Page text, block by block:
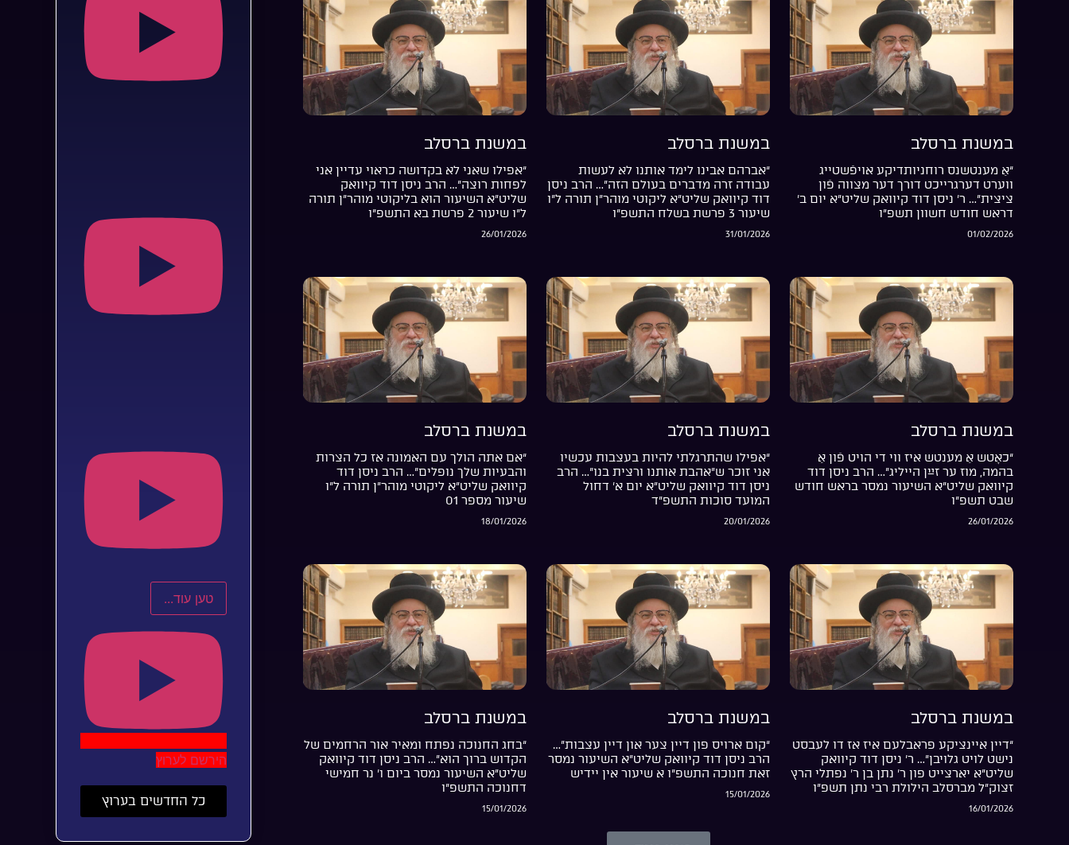
במשנת ברסלב
“אַ מענטשנס רוחניותדיקע אויפֿשטייג
ווערט דערגרייכט דורך דער מצווה פֿון
ציצית”… ר’ ניסן דוד קיוואק שליט”א יום ב’
דראש חודש חשוון תשפ”ו
01/02/2026
במשנת ברסלב
“אברהם אבינו לימד אותנו לא לעשות
עבודה זרה מדברים בעולם הזה”… הרב ניסן
דוד קיוואק שליט”א ליקוטי מוהר”ן תורה ל”ו
שיעור 3 פרשת בשלח התשפ”ו
31/01/2026
במשנת ברסלב
“אפילו שאני לא בקדושה כראוי עדיין אני
לפחות רוצה”… הרב ניסן דוד קיוואק
שליט”א השיעור הוא בליקוטי מוהר”ן תורה
ל”ו שיעור 2 פרשת בא התשפ”ו
26/01/2026
במשנת ברסלב
“כאָטש אַ מענטש איז ווי די הויט פֿון אַ
בהמה, מוז ער זײַן הייליג”… הרב ניסן דוד
קיוואק שליט”א השיעור נמסר בראש חודש
שבט תשפ”ו
26/01/2026
במשנת ברסלב
“אפילו שהתרגלתי להיות בעצבות עכשיו
אני זוכר ש”אהבת אותנו ורצית בנו”… הרב
ניסן דוד קיוואק שליט”א יום א’ דחול
המועד סוכות התשפ”ד
20/01/2026
במשנת ברסלב
“אם אתה הולך עם האמונה אז כל הצרות
והבעיות שלך נופלים”… הרב ניסן דוד
קיוואק שליט”א ליקוטי מוהר”ן תורה ל”ו
שיעור מספר 01
18/01/2026
במשנת ברסלב
“דיין איינציקע פראבלעם איז אז דו לעבסט
נישט לויט גלויבן”… ר’ ניסן דוד קיוואק
שליט”א יארצייט פון ר’ נתן בן ר’ נפתלי הרץ
זצוק”ל מברסלב הילולת רבי נתן תשפ”ו
16/01/2026
במשנת ברסלב
“קום ארויס פון דיין צער און דיין עצבות”…
הרב ניסן דוד קיוואק שליט”א השיעור נמסר
זאת חנוכה התשפ”ו א שיעור אין יידיש
15/01/2026
במשנת ברסלב
“בחג החנוכה נפתח ומאיר אור הרחמים של
הקדוש ברוך הוא”… הרב ניסן דוד קיוואק
שליט”א השיעור נמסר ביום ו’ נר חמישי
דחנוכה התשפ”ו
15/01/2026
טען עוד...
הירשם לערוץ
כל החדשים בערוץ